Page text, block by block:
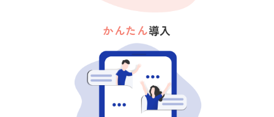
かんたん導入